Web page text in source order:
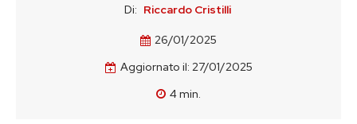
Di: Riccardo Cristilli
26/01/2025
Aggiornato il: 27/01/2025
4min.